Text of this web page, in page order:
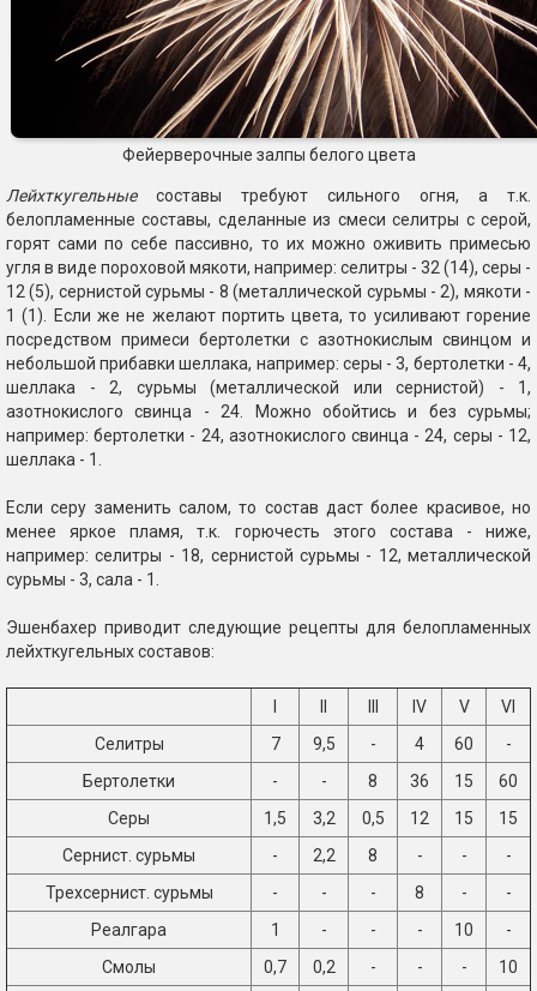
Фейерверочные залпы белого цвета
Лейхткугельныесоставы требуют сильного огня, а т.к.
белопламенные составы, сделанные из смеси селитры с серой,
горят сами по себе пассивно, то их можно оживить примесью
угля в виде пороховой мякоти, например: селитры - 32 (14), серы -
12 (5), сернистой сурьмы - 8 (металлической сурьмы - 2), мякоти -
1 (1). Если же не желают портить цвета, то усиливают горение
посредством примеси бертолетки с азотнокислым свинцом и
небольшой прибавки шеллака, например: серы - 3, бертолетки - 4,
шеллака - 2, сурьмы (металлической или сернистой) - 1,
азотнокислого свинца - 24. Можно обойтись и без сурьмы;
например: бертолетки - 24, азотнокислого свинца - 24, серы - 12,
шеллака - 1.
Если серу заменить салом, то состав даст более красивое, но
менее яркое пламя, т.к. горючесть этого состава - ниже,
например: селитры - 18, сернистой сурьмы - 12, металлической
сурьмы - 3, сала - 1.
Эшенбахер приводит следующие рецепты для белопламенных
лейхткугельных составов:
IV V
VI
Селитры
7 9,5 - 4 60
-
Бертолетки
- - 8 36 15
60
Серы
1,5 3,2 0,5 12 15
15
Сернист. сурьмы
- 2,2 8 - -
-
Трехсернист. сурьмы
- - - 8 -
-
Реалгара
1 - - - 10
-
Смолы
0,7 0,2 - - -
10